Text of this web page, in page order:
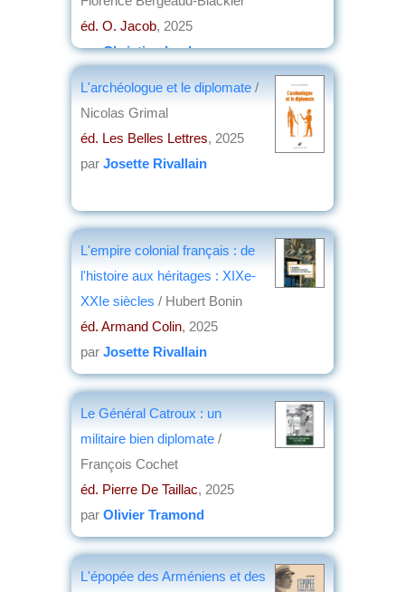
éd. O. Jacob, 2025
parChristian Lochon
L'archéologue et le diplomate /
Nicolas Grimal
éd. Les Belles Lettres, 2025
par Josette Rivallain
L'empire colonial français : de
l'histoire aux héritages : XIXe-
XXIe siècles / Hubert Bonin
éd. Armand Colin, 2025
par Josette Rivallain
Le Général Catroux : un
militaire bien diplomate /
François Cochet
éd. Pierre De Taillac, 2025
par Olivier Tramond
L'épopée des Arméniens et des